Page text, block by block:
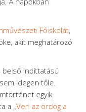
Főiskolát,
akit meghatározó
belső indíttatású
idegen tőle.
egyik
a „Veri az ördög a